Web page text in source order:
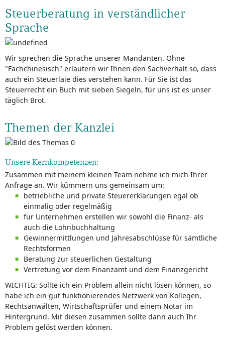
Steuerberatung in verständlicher
Sprache
Wir sprechen die Sprache unserer Mandanten. Ohne
"Fachchinesisch" erläutern wir Ihnen den Sachverhalt so, dass
auch ein Steuerlaie dies verstehen kann. Für Sie ist das
Steuerrecht ein Buch mit sieben Siegeln, für uns ist es unser
täglich Brot.
Themen der Kanzlei
Unsere Kernkompetenzen:
Zusammen mit meinem kleinen Team nehme ich mich Ihrer
Anfrage an. Wir kümmern uns gemeinsam um:
betriebliche und private Steuererklärungen egal ob
einmalig oder regelmäßig
für Unternehmen erstellen wir sowohl die Finanz- als
auch die Lohnbuchhaltung
Gewinnermittlungen und Jahresabschlüsse für sämtliche
Rechtsformen
Beratung zur steuerlichen Gestaltung
Vertretung vor dem Finanzamt und dem Finanzgericht
WICHTIG: Sollte ich ein Problem allein nicht lösen können, so
habe ich ein gut funktionierendes Netzwerk von Kollegen,
Rechtsanwälten, Wirtschaftsprüfer und einem Notar im
Hintergrund. Mit diesen zusammen sollte dann auch Ihr
Problem gelöst werden können.